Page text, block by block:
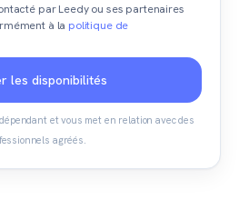
par Leedy ou ses partenaires
à la politique de
les disponibilités
et vous met en relation avec des
agréés.